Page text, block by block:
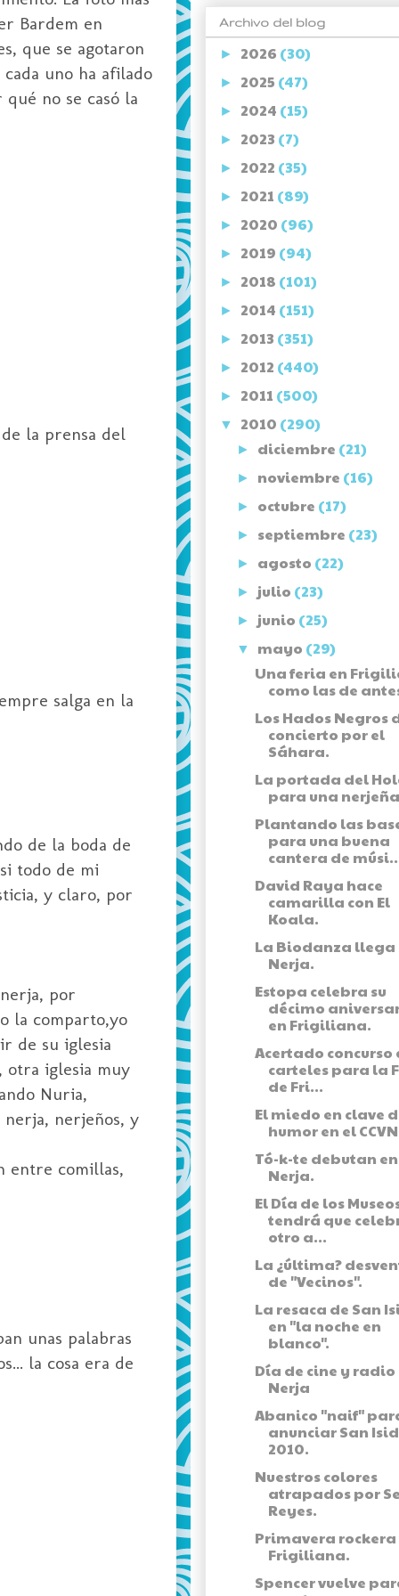
Bardem en
que se agotaron
uno ha afilado
no se casó la
la prensa del
salga en la
de la boda de
todo de mi
y claro, por
por
la comparto,yo
de su iglesia
otra iglesia muy
Nuria,
nerjeños, y
entre comillas,
unas palabras
la cosa era de
Archivo del blog
► 2026 (30)
► 2025 (47)
► 2024 (15)
► 2023 (7)
► 2022 (35)
► 2021 (89)
► 2020 (96)
► 2019 (94)
► 2018 (101)
► 2014 (151)
► 2013 (351)
► 2012 (440)
► 2011 (500)
▼ 2010 (290)
► diciembre (21)
► noviembre (16)
► octubre (17)
► septiembre (23)
► agosto (22)
► julio (23)
► junio (25)
▼ mayo (29)
Una feria en
como las de
Los Hados Negros
concierto por el
Sáhara.
La portada del
para una
Plantando las
para una buena
cantera de
David Raya hace
camarilla con El
Koala.
La Biodanza llega
Nerja.
Estopa celebra su
décimo
en Frigiliana.
Acertado concurso
carteles para la
de Fri...
El miedo en clave
humor en el CCVN
Tó-k-te debutan en
Nerja.
El Día de los
tendrá que
otro a...
La ¿última?
de "Vecinos".
La resaca de San
en "la noche en
blanco".
Día de cine y radio
Nerja
Abanico "naif"
anunciar San
2010.
Nuestros colores
atrapados por
Reyes.
Primavera rockera
Frigiliana.
Spencer vuelve